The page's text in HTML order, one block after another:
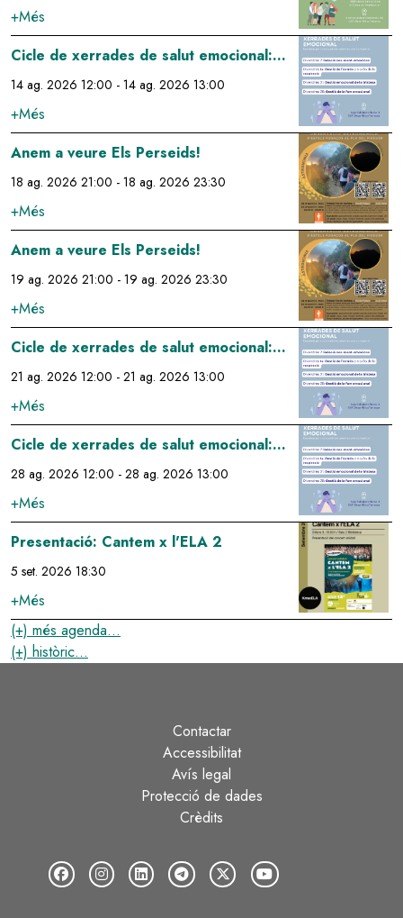
+Més
Cicle de xerrades de salut emocional:
gestió de l'estrés a través de la
respiració
14 ag. 2026 12:00 - 14 ag. 2026 13:00
+Més
Image
Anem a veure Els Perseids!
18 ag. 2026 21:00 - 18 ag. 2026 23:30
+Més
Image
Anem a veure Els Perseids!
19 ag. 2026 21:00 - 19 ag. 2026 23:30
+Més
Image
Cicle de xerrades de salut emocional:
gestió emocional de la tristesa
21 ag. 2026 12:00 - 21 ag. 2026 13:00
+Més
Image
Cicle de xerrades de salut emocional:
gestió de la fam emocional
28 ag. 2026 12:00 - 28 ag. 2026 13:00
+Més
Image
Presentació: Cantem x l'ELA 2
5 set. 2026 18:30
+Més
Image
(+) més agenda...
(+) històric...
Contactar
Accessibilitat
Avís legal
Protecció de dades
Crèdits